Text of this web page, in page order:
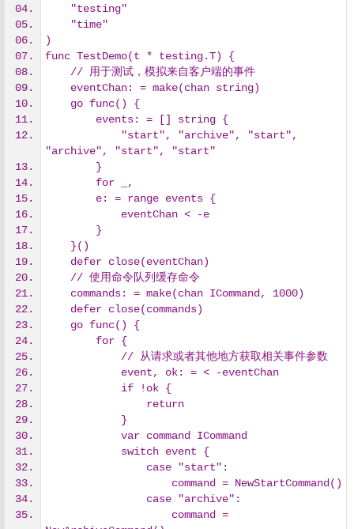
    "testing"
    "time"
)
func TestDemo(t * testing.T) {
    // 用于测试，模拟来自客户端的事件
    eventChan: = make(chan string)
    go func() {
        events: = [] string {
"archive", "start", "start"
        }
        for _,
        e: = range events {
            eventChan < -e
        }
    }()
    defer close(eventChan)
    // 使用命令队列缓存命令
    commands: = make(chan ICommand, 1000)
    defer close(commands)
    go func() {
        for {
            // 从请求或者其他地方获取相关事件参数
            event, ok: = < -eventChan
            if !ok {
                return
            }
            var command ICommand
            switch event {
                case "start":
                    command = NewStartCommand()
                case "archive":